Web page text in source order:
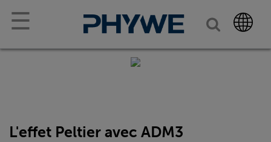
☰
L'effet Peltier avec ADM3